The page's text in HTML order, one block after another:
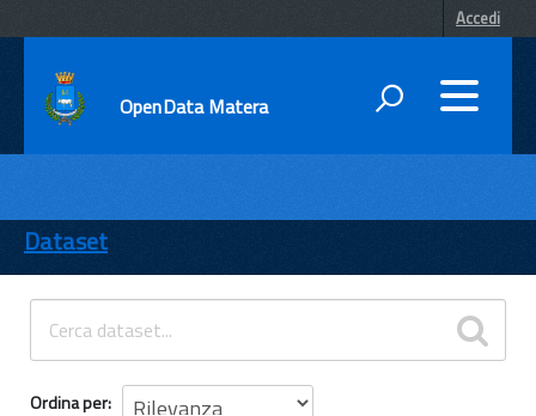
Accedi
OpenData Matera
ENTI
TEMI
INFORMAZIONI
Dataset
Ordina per